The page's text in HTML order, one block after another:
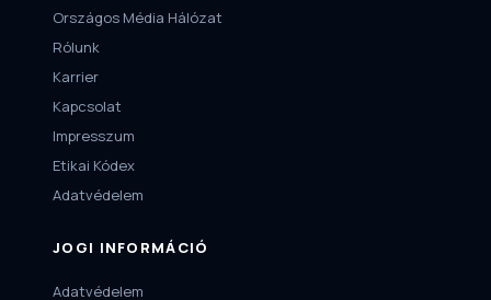
Országos Média Hálózat
Rólunk
Karrier
Kapcsolat
Impresszum
Etikai Kódex
Adatvédelem
JOGI INFORMÁCIÓ
Adatvédelem